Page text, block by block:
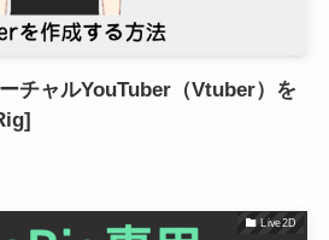
チャルYouTuber（Vtuber）を
Live2D